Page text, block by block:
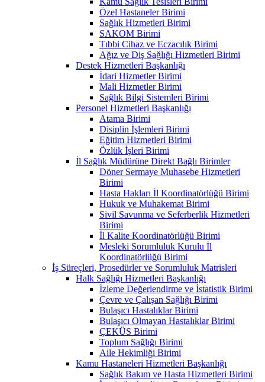
Özel Hastaneler Birimi
Sağlık Hizmetleri Birimi
SAKOM Birimi
Tıbbi Cihaz ve Eczacılık Birimi
Ağız ve Diş Sağlığı Hizmetleri Birimi
Destek Hizmetleri Başkanlığı
İdari Hizmetler Birimi
Mali Hizmetler Birimi
Sağlık Bilgi Sistemleri Birimi
Personel Hizmetleri Başkanlığı
Atama Birimi
Disiplin İşlemleri Birimi
Eğitim Hizmetleri Birimi
Özlük İşleri Birimi
İl Sağlık Müdürüne Direkt Bağlı Birimler
Döner Sermaye Muhasebe Hizmetleri
Birimi
Hasta Hakları İl Koordinatörlüğü Birimi
Hukuk ve Muhakemat Birimi
Sivil Savunma ve Seferberlik Hizmetleri
Birimi
İl Kalite Koordinatörlüğü Birimi
Mesleki Sorumluluk Kurulu İl
Koordinatörlüğü Birimi
İş Süreçleri, Prosedürler ve Sorumluluk Matrisleri
Halk Sağlığı Hizmetleri Başkanlığı
İzleme Değerlendirme ve İstatistik Birimi
Çevre ve Çalışan Sağlığı Birimi
Bulaşıcı Hastalıklar Birimi
Bulaşıcı Olmayan Hastalıklar Birimi
ÇEKÜS Birimi
Toplum Sağlığı Birimi
Aile Hekimliği Birimi
Kamu Hastaneleri Hizmetleri Başkanlığı
Sağlık Bakım ve Hasta Hizmetleri Birimi